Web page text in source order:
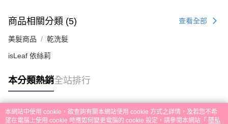
商品相關分類 (5) 查看全部
美髮商品 乾洗髮
isLeaf 依絲莉
本分類熱銷全站排行
熱門標籤
本網站中使用 cookie，欲查詢有關本網站使用 cookie 方式之詳情，及若您不希
望在電腦上使用 cookie 時應如何變更電腦的 cookie 設定，請參閱本網站「 隱私